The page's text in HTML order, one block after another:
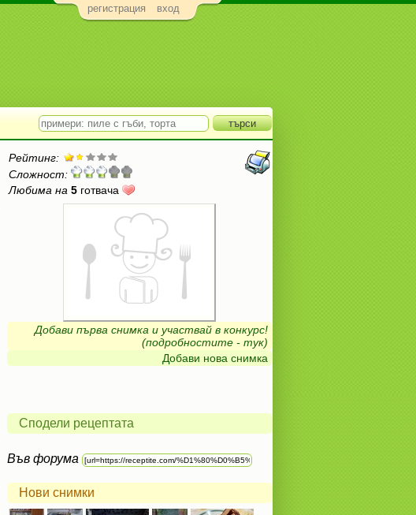
регистрация вход
Рейтинг:
Сложност:
Любима на 5 готвача
Добави първа снимка и участвай в конкурс!
(подробностите - тук)
Добави нова снимка
Сподели рецептата
Във форума
Нови снимки